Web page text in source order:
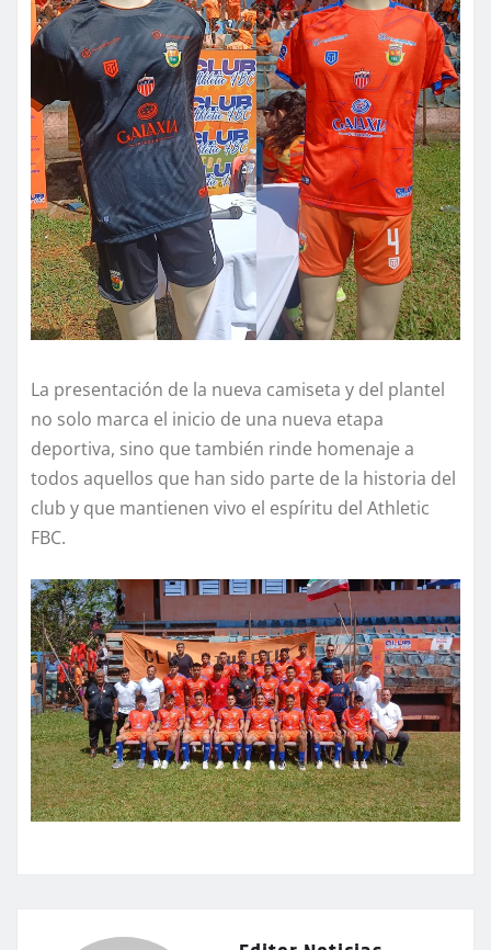
La presentación de la nueva camiseta y del plantel
no solo marca el inicio de una nueva etapa
deportiva, sino que también rinde homenaje a
todos aquellos que han sido parte de la historia del
club y que mantienen vivo el espíritu del Athletic
FBC.